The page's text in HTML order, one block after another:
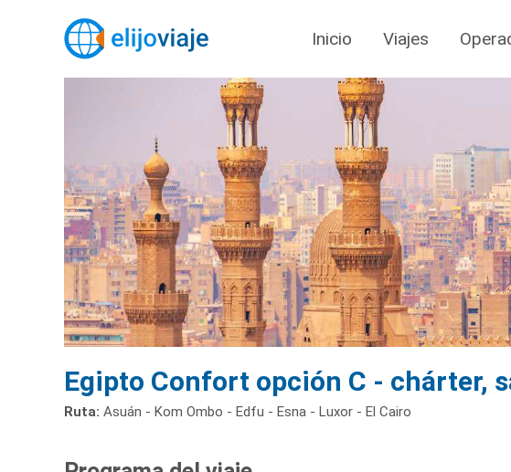
Inicio Viajes
Egipto Confort opción C - chárter,
Ruta: Asuán - Kom Ombo - Edfu - Esna - Luxor - El Cairo